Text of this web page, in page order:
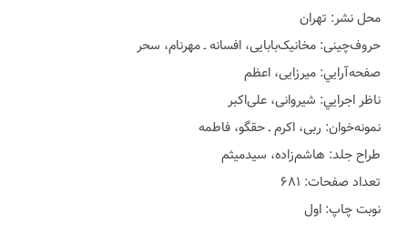
محل نشر: تهران
حروف‌چینی: مخانیک‌بابایی، افسانه ـ مهرنام، سحر
صفحه‌آرايي: میرزایی، اعظم
ناظر اجرايي: شیروانی، علی‌اکبر
نمونه‌خوان: ربی، اکرم ـ حقگو، فاطمه
طراح جلد: هاشم‌زاده، سیدمیثم
تعداد صفحات: ۶۸۱
نوبت چاپ: اول